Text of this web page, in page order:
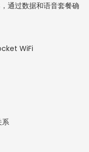
通过数据和语音套餐确
WiFi
系